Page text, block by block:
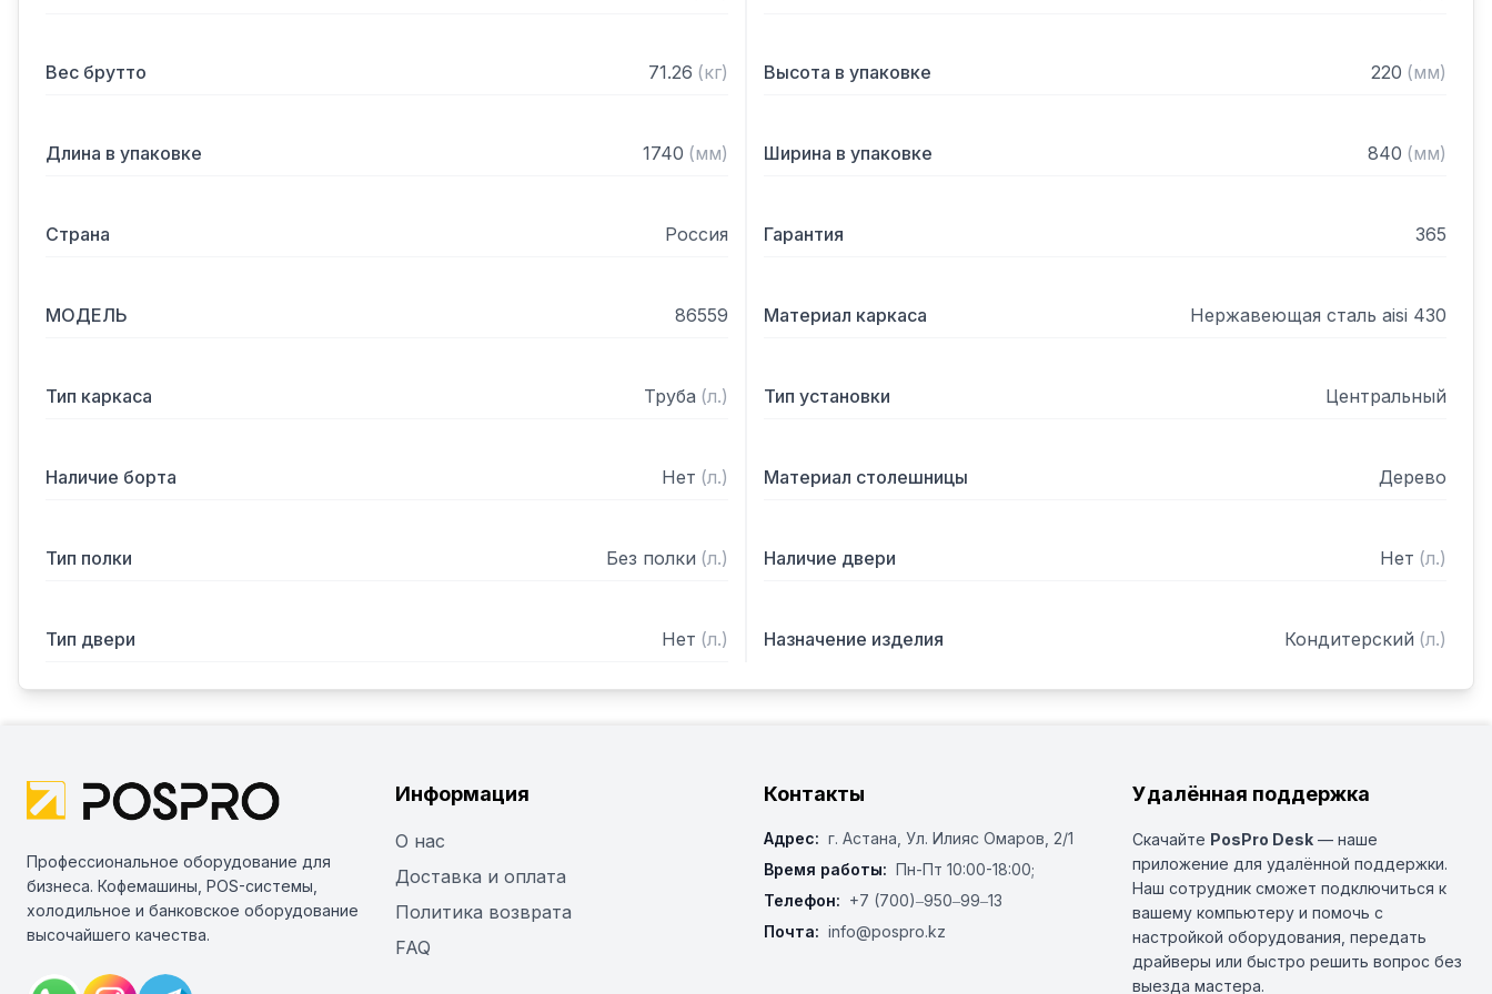
Вес брутто 71.26 (кг) Высота в упаковке 220 (мм)
Длина в упаковке 1740 (мм) Ширина в упаковке 840 (мм)
Страна Россия Гарантия 365
МОДЕЛЬ 86559 Материал каркаса Нержавеющая сталь aisi 430
Тип каркаса Труба (л.) Тип установки Центральный
Наличие борта Нет (л.) Материал столешницы Дерево
Тип полки Без полки (л.) Наличие двери Нет (л.)
Тип двери Нет (л.) Назначение изделия Кондитерский (л.)
Профессиональное оборудование для
бизнеса. Кофемашины, POS-системы,
холодильное и банковское оборудование
высочайшего качества.
Информация
О нас
Доставка и оплата
Политика возврата
FAQ
Контакты
Адрес: г. Астана, ​Ул. Илияс Омаров, 2/1
Время работы: Пн-Пт 10:00-18:00;
Телефон: +7 (700)‒950‒99‒13
Почта: info@pospro.kz
Удалённая поддержка
Скачайте PosPro Desk — наше
приложение для удалённой поддержки.
Наш сотрудник сможет подключиться к
вашему компьютеру и помочь с
настройкой оборудования, передать
драйверы или быстро решить вопрос без
выезда мастера.